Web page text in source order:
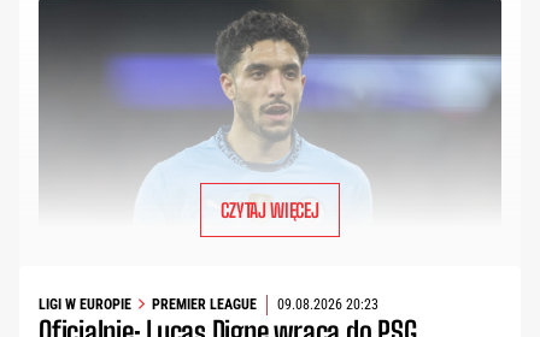
CZYTAJ WIĘCEJ
LIGI W EUROPIE PREMIER LEAGUE 09.08.2026 20:23